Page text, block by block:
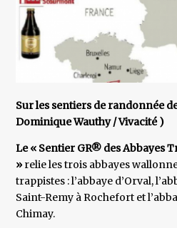
Sur les sentiers de randonnée
Dominique Wauthy / Vivacité )
Le « Sentier GR® des Abbayes
» relie les trois abbayes
trappistes : l’abbaye d’Orval,
Saint-Remy à Rochefort et
Chimay.